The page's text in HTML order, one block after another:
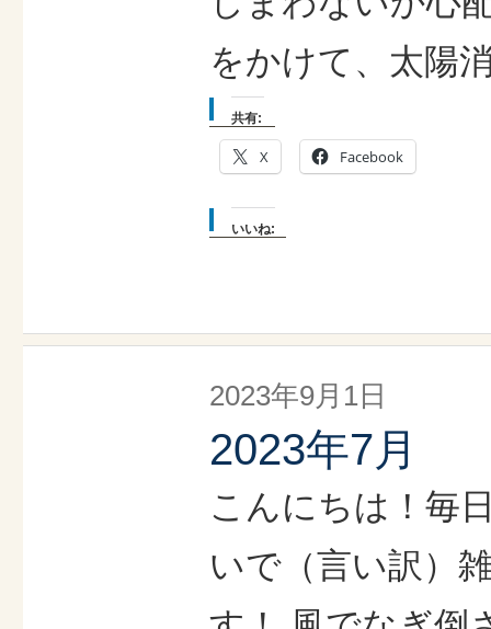
をかけて、太陽
共有:
X Facebook
いいね:
2023年9月1日
2023年7月
こんにちは！毎
いで（言い訳）